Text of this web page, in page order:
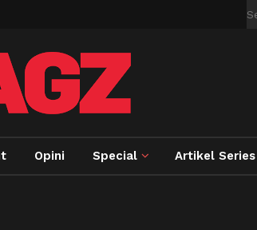
Opini Special Artikel Series